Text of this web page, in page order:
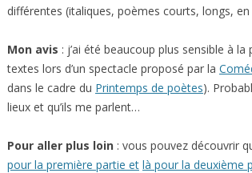
différentes (italiques, poèmes courts, longs,
Mon avis : j’ai été beaucoup plus sensible à
textes lors d’un spectacle proposé par la
dans le cadre du Printemps de poètes).
lieux et qu’ils me parlent…
Pour aller plus loin : vous pouvez découvrir
pour la première partie et là pour la deuxième